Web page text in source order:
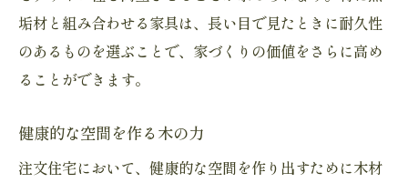
垢材と組み合わせる家具は、長い目で見たときに耐久性
のあるものを選ぶことで、家づくりの価値をさらに高め
ることができます。
健康的な空間を作る木の力
注文住宅において、健康的な空間を作り出すために木材